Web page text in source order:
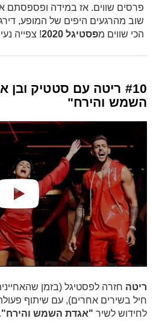
פרסים שווים. אז במידה ופספסתם
שוב מהרגעים היפים של המופע,
הכי שווים מפסטיגל 2020 ! צפייה
#10 ריטה עם סטטיק
השמש והירח"
ריטה חזרה לפסטיגל (בזמן
חיל בשירים אחרים), עם שיתוף
לחידוש לשיר "אגדת השמש והירח"